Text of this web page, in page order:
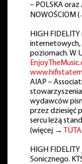
– POLSKA
NOWOŚCIOM
HIGH
internetowych,
poziomach. W
AIAP –
wydawców
przez dziesięć
sercu leżą
(więcej →
HIGH
Sonicznego.